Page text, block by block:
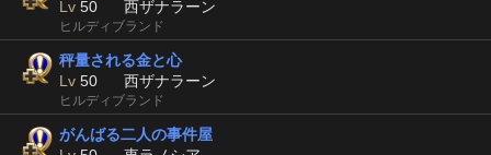
Lv 50 西ザナラーン
ヒルディブランド
秤量される金と心
Lv 50 西ザナラーン
ヒルディブランド
がんばる二人の事件屋